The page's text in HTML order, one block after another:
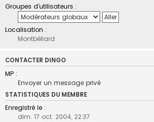
Groupes d’utilisateurs :
Localisation :
Montbéliard
CONTACTER DINGO
MP :
Envoyer un message privé
STATISTIQUES DU MEMBRE
Enregistré le :
dim. 17 oct. 2004, 22:37